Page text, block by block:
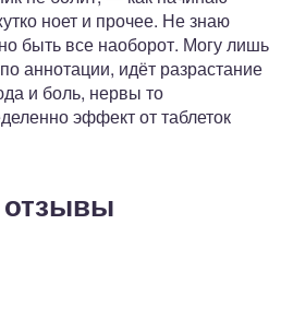
ноет и прочее. Не знаю
быть все наоборот. Могу лишь
аннотации, идёт разрастание
и боль, нервы то
эффект от таблеток